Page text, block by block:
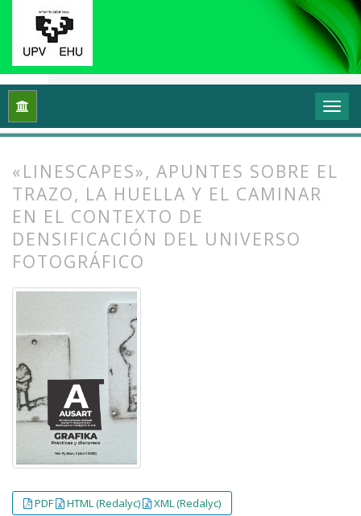
Inicio Vol. 11 Núm. 1 (2023): Grafika: Prácticas y
«LINESCAPES», APUNTES SOBRE EL
TRAZO, LA HUELLA Y EL CAMINAR
EN EL CONTEXTO DE
DENSIFICACIÓN DEL UNIVERSO
FOTOGRÁFICO
PDF HTML (Redalyc) XML (Redalyc)